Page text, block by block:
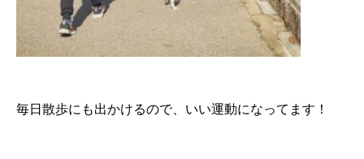
毎日散歩にも出かけるので、いい運動になってます！